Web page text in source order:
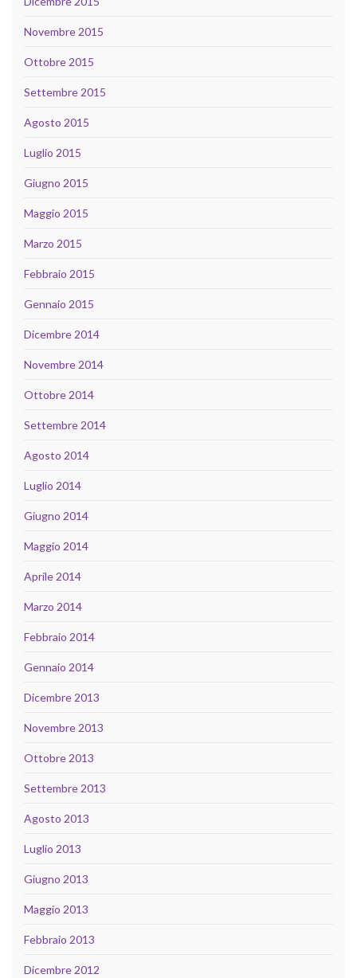
Novembre 2015
Ottobre 2015
Settembre 2015
Agosto 2015
Luglio 2015
Giugno 2015
Maggio 2015
Marzo 2015
Febbraio 2015
Gennaio 2015
Dicembre 2014
Novembre 2014
Ottobre 2014
Settembre 2014
Agosto 2014
Luglio 2014
Giugno 2014
Maggio 2014
Aprile 2014
Marzo 2014
Febbraio 2014
Gennaio 2014
Dicembre 2013
Novembre 2013
Ottobre 2013
Settembre 2013
Agosto 2013
Luglio 2013
Giugno 2013
Maggio 2013
Febbraio 2013
Dicembre 2012